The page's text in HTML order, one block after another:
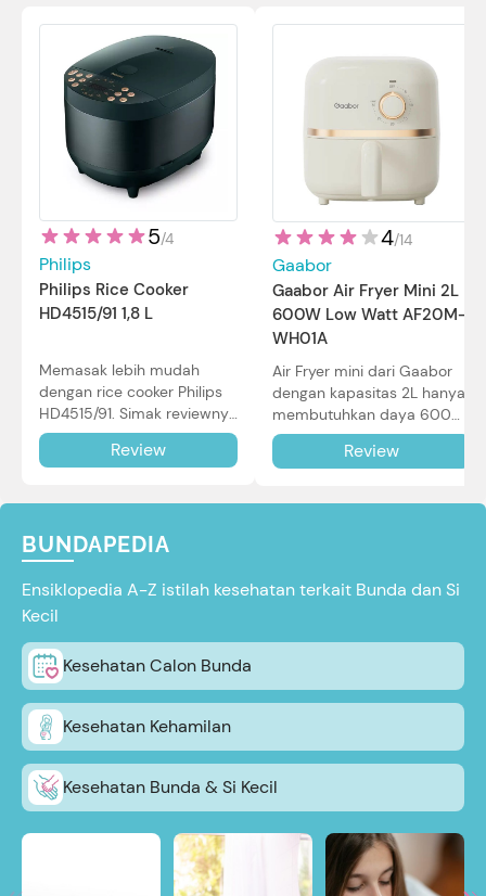
5/4
Philips
Philips Rice Cooker
HD4515/91 1,8 L
Memasak lebih mudah
dengan rice cooker Philips
HD4515/91. Simak reviewnya
di sini.
Review
4/14
Gaabor
Gaabor Air Fryer Mini 2L
600W Low Watt AF20M-
WH01A
Air Fryer mini dari Gaabor
dengan kapasitas 2L hanya
membutuhkan daya 600W
dalam pemakaian. Simak
review selengkapnya di sini.
Review
BUNDAPEDIA
Ensiklopedia A-Z istilah kesehatan terkait Bunda dan Si
Kecil
Kesehatan Calon Bunda
Kesehatan Kehamilan
Kesehatan Bunda & Si Kecil